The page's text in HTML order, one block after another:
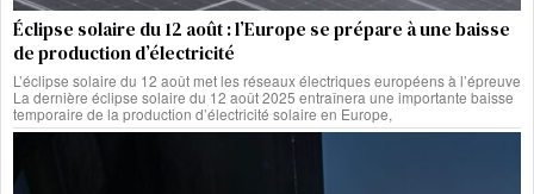
Éclipse solaire du 12 août : l’Europe se prépare à une baisse
de production d’électricité
L’éclipse solaire du 12 août met les réseaux électriques européens à l’épreuve
La dernière éclipse solaire du 12 août 2025 entraînera une importante baisse
temporaire de la production d’électricité solaire en Europe,